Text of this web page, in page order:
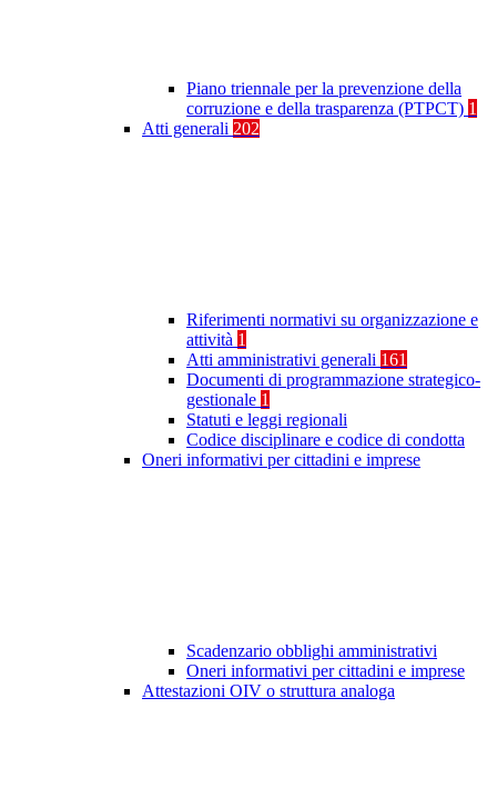
Piano triennale per la prevenzione della
corruzione e della trasparenza (PTPCT) 1
Atti generali 202
Riferimenti normativi su organizzazione e
attività 1
Atti amministrativi generali 161
Documenti di programmazione strategico-
gestionale 1
Statuti e leggi regionali
Codice disciplinare e codice di condotta
Oneri informativi per cittadini e imprese
Scadenzario obblighi amministrativi
Oneri informativi per cittadini e imprese
Attestazioni OIV o struttura analoga